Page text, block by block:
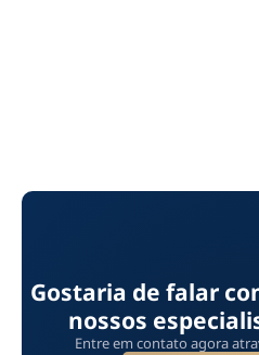
Gostaria de falar
nossos
Entre em contato agora